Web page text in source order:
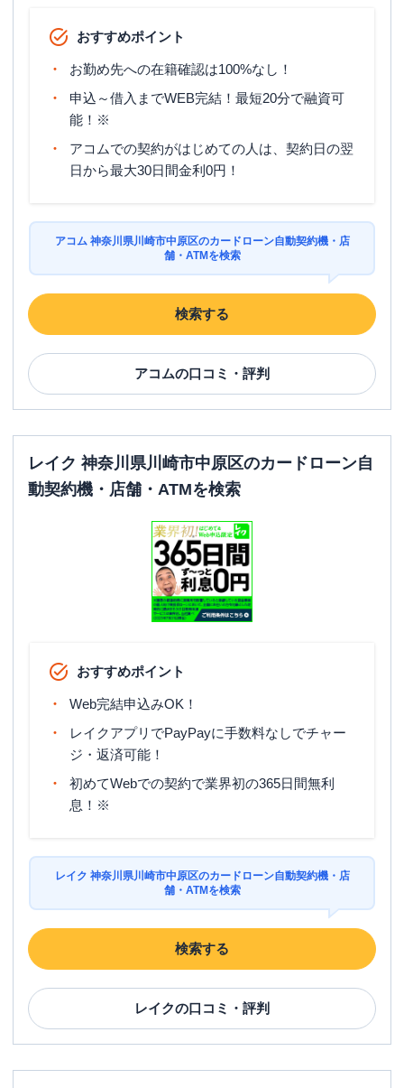
おすすめポイント
お勤め先への在籍確認は100%なし！
申込～借入までWEB完結！最短20分で融資可
能！※
アコムでの契約がはじめての人は、契約日の翌
日から最大30日間金利0円！
アコム 神奈川県川崎市中原区のカードローン自動契約機・店
舗・ATMを検索
検索する
アコムの口コミ・評判
レイク 神奈川県川崎市中原区のカードローン自
動契約機・店舗・ATMを検索
おすすめポイント
Web完結申込みOK！
レイクアプリでPayPayに手数料なしでチャー
ジ・返済可能！
初めてWebでの契約で業界初の365日間無利
息！※
レイク 神奈川県川崎市中原区のカードローン自動契約機・店
舗・ATMを検索
検索する
レイクの口コミ・評判